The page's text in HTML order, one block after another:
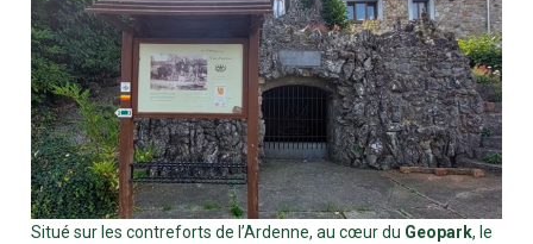
Situé sur les contreforts de l’Ardenne, au cœur du Geopark, le